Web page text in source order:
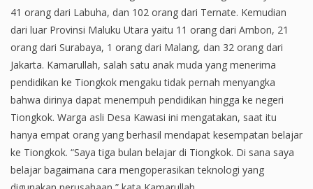
41 orang dari Labuha, dan 102 orang dari Ternate. Kemudian
dari luar Provinsi Maluku Utara yaitu 11 orang dari Ambon, 21
orang dari Surabaya, 1 orang dari Malang, dan 32 orang dari
Jakarta. Kamarullah, salah satu anak muda yang menerima
pendidikan ke Tiongkok mengaku tidak pernah menyangka
bahwa dirinya dapat menempuh pendidikan hingga ke negeri
Tiongkok. Warga asli Desa Kawasi ini mengatakan, saat itu
hanya empat orang yang berhasil mendapat kesempatan belajar
ke Tiongkok. “Saya tiga bulan belajar di Tiongkok. Di sana saya
belajar bagaimana cara mengoperasikan teknologi yang